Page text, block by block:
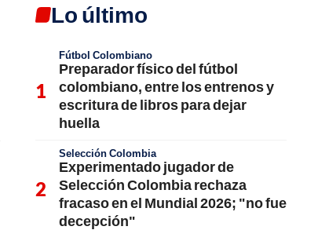
Lo último
Fútbol Colombiano
Preparador físico del fútbol
colombiano, entre los entrenos y
escritura de libros para dejar
huella
Selección Colombia
Experimentado jugador de
Selección Colombia rechaza
fracaso en el Mundial 2026; "no fue
decepción"